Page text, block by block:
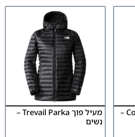
סופטשל רגטה Connie IV –
מעיל פוך Trevail Parka –
נשים